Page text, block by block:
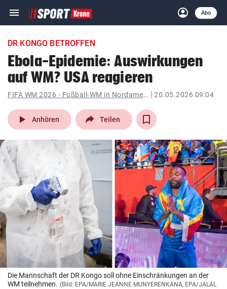
menu Navigation
ein-/ausklappen
account_circle
Anmelden
Abo
close Schließen
account_circle Anmelden
arrow_right
pin_drop
Wien arrow_right
bookmark
search
Suchbegriff
eingeben
© Krone Multimedia GmbH & Co KG 2026
Muthgasse 2, 1190 Wien
DR KONGO BETROFFEN
Ebola-Epidemie: Auswirkungen
auf WM? USA reagieren
FIFA WM 2026 - Fußball-WM in Nordamerika 20.05.2026 09:04
play_arrow Anhören Teilen
Die Mannschaft der DR Kongo soll ohne Einschränkungen an der
WM teilnehmen. (Bild: EPA/MARIE JEANNE MUNYERENKANA, EPA/JALAL